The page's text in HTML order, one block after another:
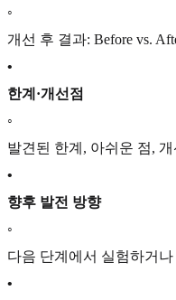
◦
개선 후 결과: Before vs.
•
한계·개선점
◦
발견된 한계, 아쉬운 점,
•
향후 발전 방향
◦
다음 단계에서 실험하거
•